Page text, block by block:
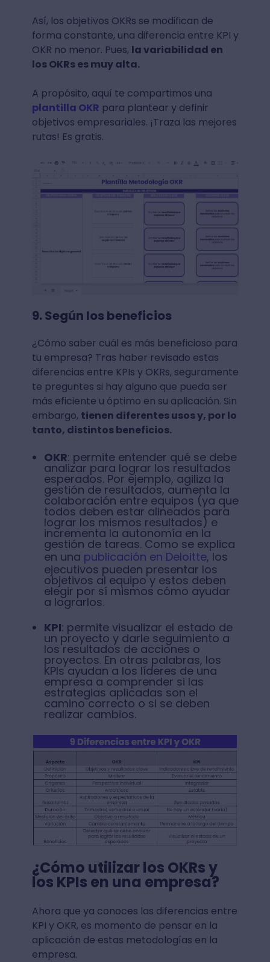
Así, los objetivos OKRs se modifican de
forma constante, una diferencia entre KPI y
OKR no menor. Pues, la variabilidad en
los OKRs es muy alta.
A propósito, aquí te compartimos una
plantilla OKR para plantear y definir
objetivos empresariales. ¡Traza las mejores
rutas! Es gratis.
9. Según los beneficios
¿Cómo saber cuál es más beneficioso para
tu empresa? Tras haber revisado estas
diferencias entre KPIs y OKRs, seguramente
te preguntes si hay alguno que pueda ser
más eficiente u óptimo en su aplicación. Sin
embargo, tienen diferentes usos y, por lo
tanto, distintos beneficios.
OKR: permite entender qué se debe
analizar para lograr los resultados
esperados. Por ejemplo, agiliza la
gestión de resultados, aumenta la
colaboración entre equipos (ya que
todos deben estar alineados para
lograr los mismos resultados) e
incrementa la autonomía en la
gestión de tareas. Como se explica
en una publicación en Deloitte, los
ejecutivos pueden presentar los
objetivos al equipo y estos deben
elegir por sí mismos cómo ayudar
a lograrlos.
KPI: permite visualizar el estado de
un proyecto y darle seguimiento a
los resultados de acciones o
proyectos. En otras palabras, los
KPIs ayudan a los líderes de una
empresa a comprender si las
estrategias aplicadas son el
camino correcto o si se deben
realizar cambios.
¿Cómo utilizar los OKRs y
los KPIs en una empresa?
Ahora que ya conoces las diferencias entre
KPI y OKR, es momento de pensar en la
aplicación de estas metodologías en la
empresa.